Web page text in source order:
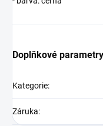
Doplňkové parametry
Kategorie:
Záruka: